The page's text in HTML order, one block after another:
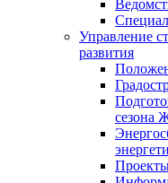
Управление
развития
сезона